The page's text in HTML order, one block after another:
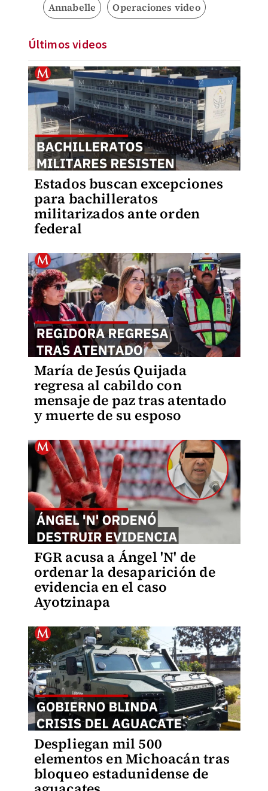
Annabelle Operaciones video
Últimos videos
Estados buscan excepciones
para bachilleratos
militarizados ante orden
federal
María de Jesús Quijada
regresa al cabildo con
mensaje de paz tras atentado
y muerte de su esposo
FGR acusa a Ángel 'N' de
ordenar la desaparición de
evidencia en el caso
Ayotzinapa
Despliegan mil 500
elementos en Michoacán tras
bloqueo estadunidense de